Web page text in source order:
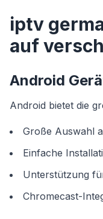
iptv
auf
Android
Android bietet die
Große Auswahl
Einfache
Unterstützung
Chromecast-